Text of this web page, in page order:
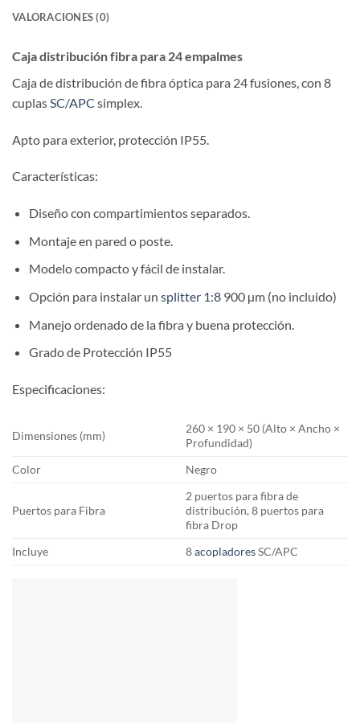
VALORACIONES (0)
Caja distribución fibra para 24 empalmes
Caja de distribución de fibra óptica para 24 fusiones, con 8
cuplas SC/APC simplex.
Apto para exterior, protección IP55.
Características:
Diseño con compartimientos separados.
Montaje en pared o poste.
Modelo compacto y fácil de instalar.
Opción para instalar un splitter 1:8900 µm (no incluido)
Manejo ordenado de la fibra y buena protección.
Grado de Protección IP55
Especificaciones:
Dimensiones (mm)
260 × 190 × 50 (Alto × Ancho ×
Profundidad)
Color
Negro
Puertos para Fibra
2 puertos para fibra de
distribución, 8 puertos para
fibra Drop
Incluye
8acopladoresSC/APC